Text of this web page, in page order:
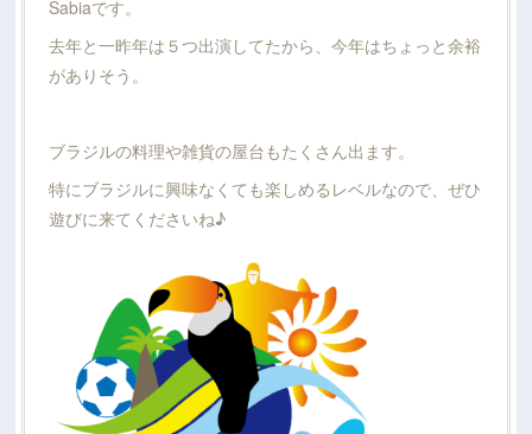
Sabiaです。
去年と一昨年は５つ出演してたから、今年はちょっと余裕
がありそう。
ブラジルの料理や雑貨の屋台もたくさん出ます。
特にブラジルに興味なくても楽しめるレベルなので、ぜひ
遊びに来てくださいね♪